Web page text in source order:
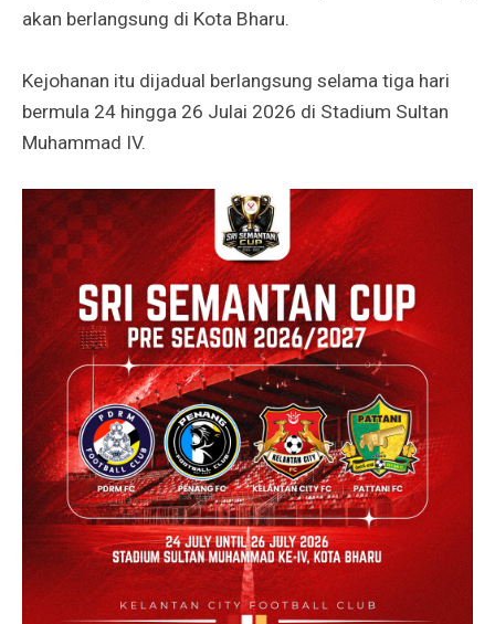
akan berlangsung di Kota Bharu.
Kejohanan itu dijadual berlangsung selama tiga hari
bermula 24 hingga 26 Julai 2026 di Stadium Sultan
Muhammad IV.